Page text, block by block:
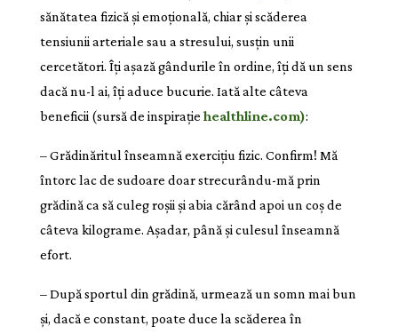
sănătatea fizică și emoțională, chiar și scăderea
tensiunii arteriale sau a stresului, susțin unii
cercetători. Îți așază gândurile în ordine, îți dă un sens
dacă nu-l ai, îți aduce bucurie. Iată alte câteva
beneficii (sursă de inspirațiehealthline.com):
– Grădinăritul înseamnă exercițiu fizic. Confirm! Mă
întorc lac de sudoare doar strecurându-mă prin
grădină ca să culeg roșii și abia cărând apoi un coș de
câteva kilograme. Așadar, până și culesul înseamnă
efort.
– După sportul din grădină, urmează un somn mai bun
și, dacă e constant, poate duce la scăderea în